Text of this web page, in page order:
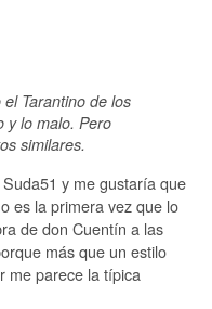
Tarantino de los
y lo malo. Pero
similares.
y me gustaría que
es la primera vez que lo
de don Cuentín a las
más que un estilo
me parece la típica